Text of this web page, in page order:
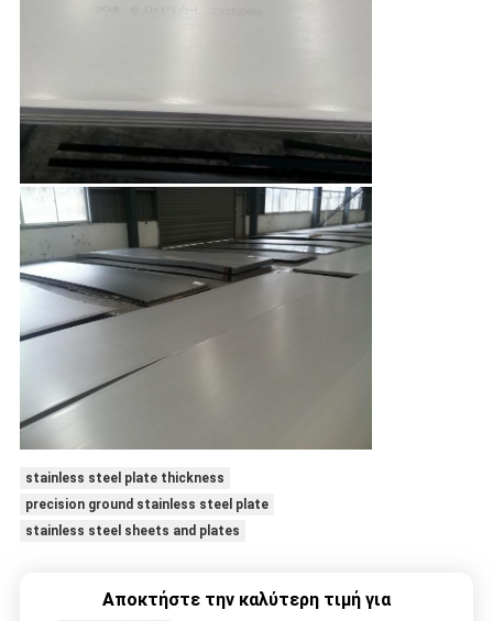
stainless steel plate thickness
precision ground stainless steel plate
stainless steel sheets and plates
Αποκτήστε την καλύτερη τιμή για